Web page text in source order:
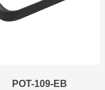
POT-109-EB